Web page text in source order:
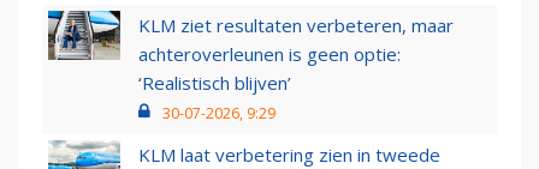
KLM ziet resultaten verbeteren, maar
achteroverleunen is geen optie:
‘Realistisch blijven’
30-07-2026, 9:29
KLM laat verbetering zien in tweede